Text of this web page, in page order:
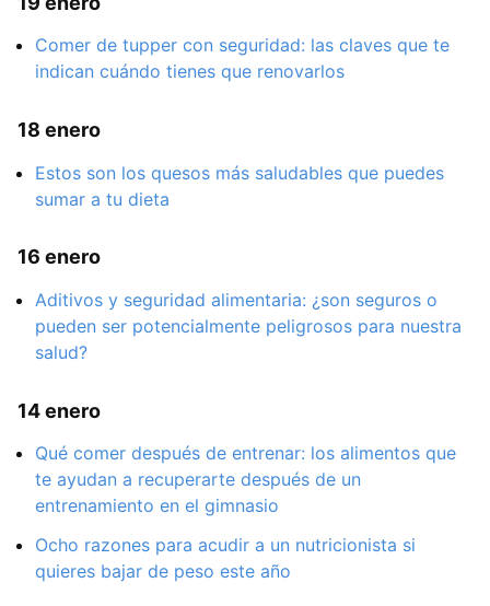
Comer de tupper con seguridad: las claves que te
indican cuándo tienes que renovarlos
18 enero
Estos son los quesos más saludables que puedes
sumar a tu dieta
16 enero
Aditivos y seguridad alimentaria: ¿son seguros o
pueden ser potencialmente peligrosos para nuestra
salud?
14 enero
Qué comer después de entrenar: los alimentos que
te ayudan a recuperarte después de un
entrenamiento en el gimnasio
Ocho razones para acudir a un nutricionista si
quieres bajar de peso este año